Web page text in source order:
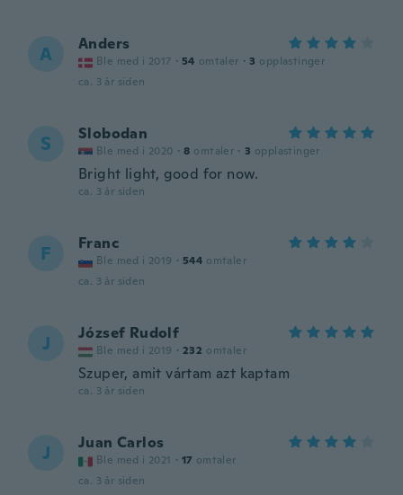
A Anders
Ble med i 2017 · 54 omtaler · 3 opplastinger
ca. 3 år siden
S Slobodan
Ble med i 2020 · 8 omtaler · 3 opplastinger
Bright light, good for now.
ca. 3 år siden
F Franc
Ble med i 2019 · 544 omtaler
ca. 3 år siden
J József Rudolf
Ble med i 2019 · 232 omtaler
Szuper, amit vártam azt kaptam
ca. 3 år siden
J Juan Carlos
Ble med i 2021 · 17 omtaler
ca. 3 år siden